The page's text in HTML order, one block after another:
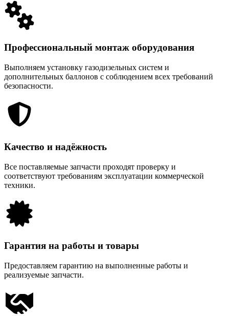
Профессиональный монтаж оборудования
Выполняем установку газодизельных систем и
дополнительных баллонов с соблюдением всех требований
безопасности.
Качество и надёжность
Все поставляемые запчасти проходят проверку и
соответствуют требованиям эксплуатации коммерческой
техники.
Гарантия на работы и товары
Предоставляем гарантию на выполненные работы и
реализуемые запчасти.